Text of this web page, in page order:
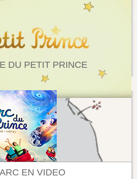
DU PETIT PRINCE
EN VIDEO